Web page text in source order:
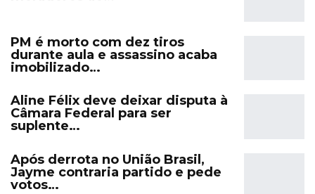
PM é morto com dez tiros
durante aula e assassino acaba
imobilizado…
Aline Félix deve deixar disputa à
Câmara Federal para ser
suplente…
Após derrota no União Brasil,
Jayme contraria partido e pede
votos…